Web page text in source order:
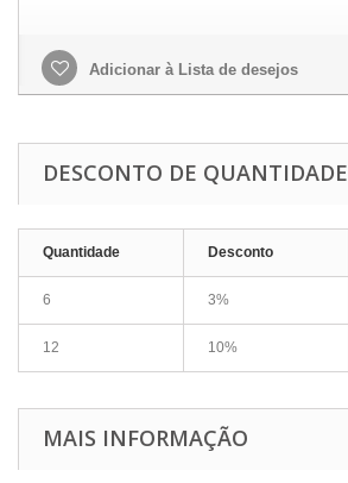
Adicionar à Lista de desejos
DESCONTO DE QUANTIDADE
Quantidade Desconto
6 3%
12 10%
MAIS INFORMAÇÃO